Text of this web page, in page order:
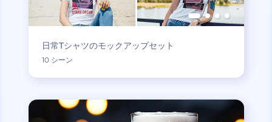
日常Tシャツのモックアップセット
10 シーン